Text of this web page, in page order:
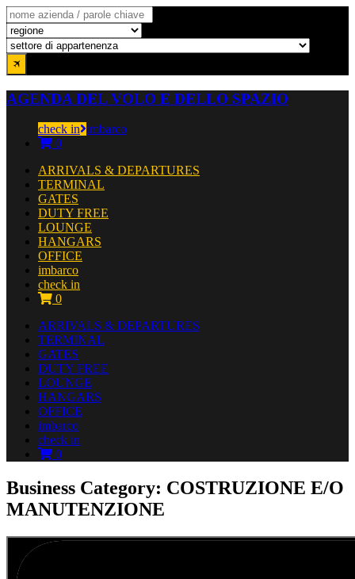
AGENDA DEL VOLO E DELLO SPAZIO
check in imbarco
0
ARRIVALS & DEPARTURES
TERMINAL
GATES
DUTY FREE
LOUNGE
HANGARS
OFFICE
imbarco
check in
0
ARRIVALS & DEPARTURES
TERMINAL
GATES
DUTY FREE
LOUNGE
HANGARS
OFFICE
imbarco
check in
0
Business Category: COSTRUZIONE E/O
MANUTENZIONE